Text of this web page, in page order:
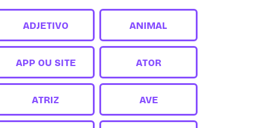
ADJETIVO ANIMAL
APP OU SITE ATOR
ATRIZ AVE